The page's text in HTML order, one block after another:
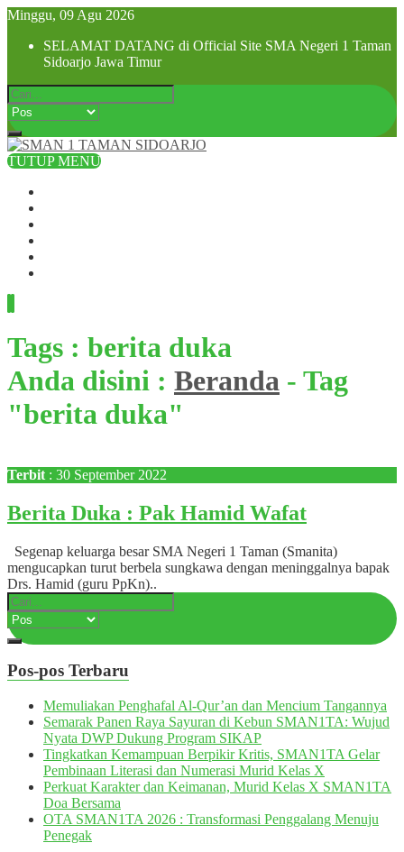
Minggu, 09 Agu 2026
SELAMAT DATANG di Official Site SMA Negeri 1 Taman
Sidoarjo Jawa Timur
TUTUP MENU
Tags : berita duka
Anda disini : Beranda - Tag
"berita duka"
Terbit : 30 September 2022
Berita Duka : Pak Hamid Wafat
Segenap keluarga besar SMA Negeri 1 Taman (Smanita)
mengucapkan turut berbela sungkawa dengan meninggalnya bapak
Drs. Hamid (guru PpKn)..
Pos-pos Terbaru
Memuliakan Penghafal Al-Qur’an dan Mencium Tangannya
Semarak Panen Raya Sayuran di Kebun SMAN1TA: Wujud
Nyata DWP Dukung Program SIKAP
Tingkatkan Kemampuan Berpikir Kritis, SMAN1TA Gelar
Pembinaan Literasi dan Numerasi Murid Kelas X
Perkuat Karakter dan Keimanan, Murid Kelas X SMAN1TA
Doa Bersama
OTA SMAN1TA 2026 : Transformasi Penggalang Menuju
Penegak